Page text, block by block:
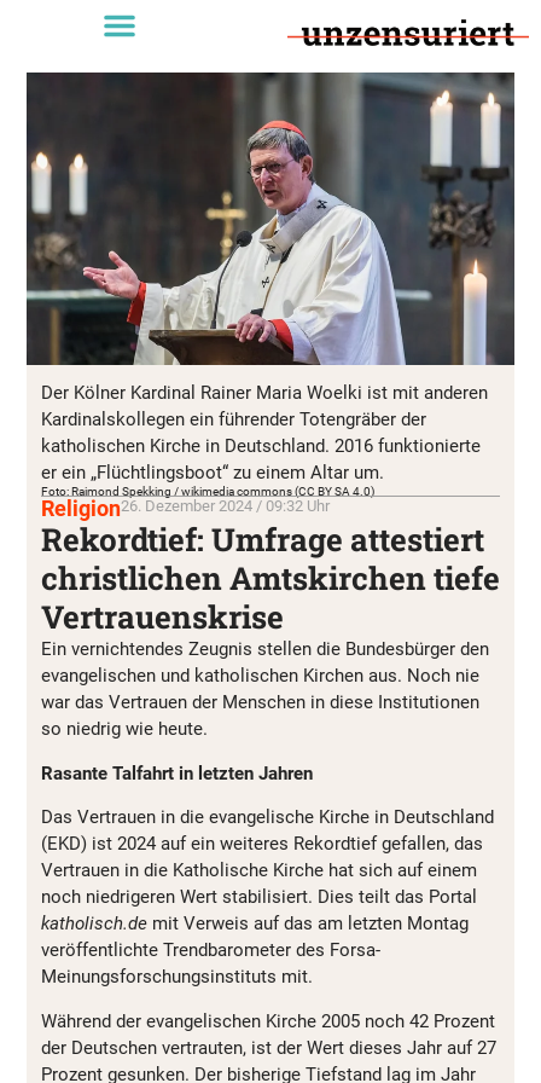
Der Kölner Kardinal Rainer Maria Woelki ist mit anderen
Kardinalskollegen ein führender Totengräber der
katholischen Kirche in Deutschland. 2016 funktionierte
er ein „Flüchtlingsboot“ zu einem Altar um.
Foto: Raimond Spekking / wikimedia commons (CC BY SA 4.0)
Religion26. Dezember 2024 / 09:32 Uhr
Rekordtief: Umfrage attestiert
christlichen Amtskirchen tiefe
Vertrauenskrise
Ein vernichtendes Zeugnis stellen die Bundesbürger den
evangelischen und katholischen Kirchen aus. Noch nie
war das Vertrauen der Menschen in diese Institutionen
so niedrig wie heute.
Rasante Talfahrt in letzten Jahren
Das Vertrauen in die evangelische Kirche in Deutschland
(EKD) ist 2024 auf ein weiteres Rekordtief gefallen, das
Vertrauen in die Katholische Kirche hat sich auf einem
noch niedrigeren Wert stabilisiert. Dies teilt das Portal
katholisch.de mit Verweis auf das am letzten Montag
veröffentlichte Trendbarometer des Forsa-
Meinungsforschungsinstituts mit.
Während der evangelischen Kirche 2005 noch 42 Prozent
der Deutschen vertrauten, ist der Wert dieses Jahr auf 27
Prozent gesunken. Der bisherige Tiefstand lag im Jahr